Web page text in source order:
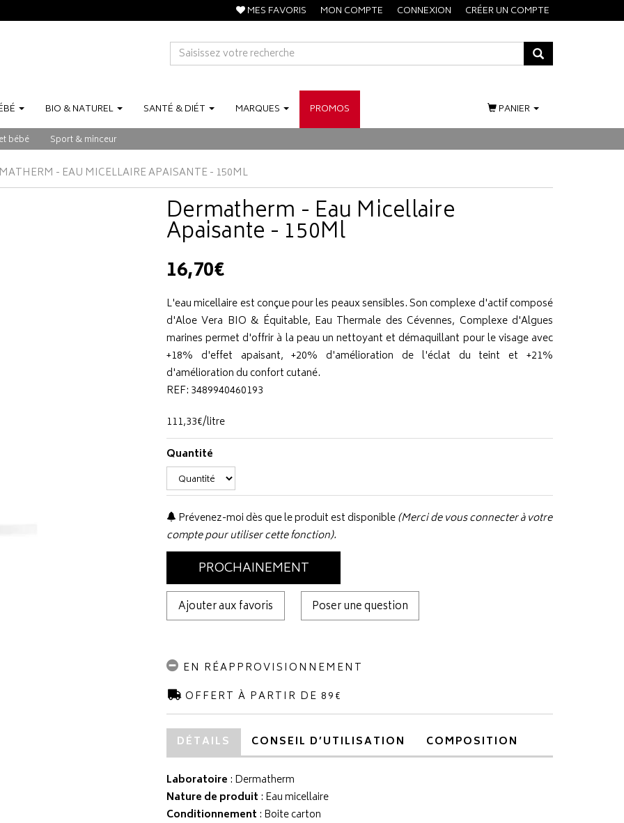
MES FAVORIS MON COMPTE CONNEXION CRÉER UN COMPTE
BIO &NATUREL SANTÉ &DIÉT MARQUES PROMOS
bébé Sport & minceur
PANIER
- EAU MICELLAIRE APAISANTE - 150ML
Dermatherm - Eau Micellaire
Apaisante - 150Ml
16,70€
L'eau micellaire est conçue pour les peaux sensibles. Son complexe d'actif composé
d'Aloe Vera BIO & Équitable, Eau Thermale des Cévennes, Complexe d'Algues
marines permet d'offrir à la peau un nettoyant et démaquillant pour le visage avec
+18% d'effet apaisant, +20% d'amélioration de l'éclat du teint et +21%
d'amélioration du confort cutané.
REF: 3489940460193
111,33€/litre
Quantité
Prévenez-moi dès que le produit est disponible(Merci de vous connecter à votre
compte pour utiliser cette fonction).
PROCHAINEMENT
Ajouter aux favoris Poser une question
EN RÉAPPROVISIONNEMENT
OFFERT À PARTIR DE 89€
DÉTAILS CONSEIL D’UTILISATION COMPOSITION
Laboratoire : Dermatherm
Nature de produit : Eau micellaire
Conditionnement : Boite carton